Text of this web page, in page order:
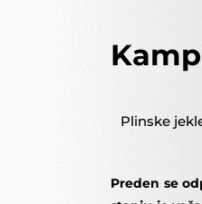
Plinske
Preden se